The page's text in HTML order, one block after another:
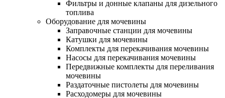
Фильтры и донные клапаны для дизельного
топлива
Оборудование для мочевины
Заправочные станции для мочевины
Катушки для мочевины
Комплекты для перекачивания мочевины
Насосы для перекачивания мочевины
Передвижные комплекты для переливания
мочевины
Раздаточные пистолеты для мочевины
Расходомеры для мочевины